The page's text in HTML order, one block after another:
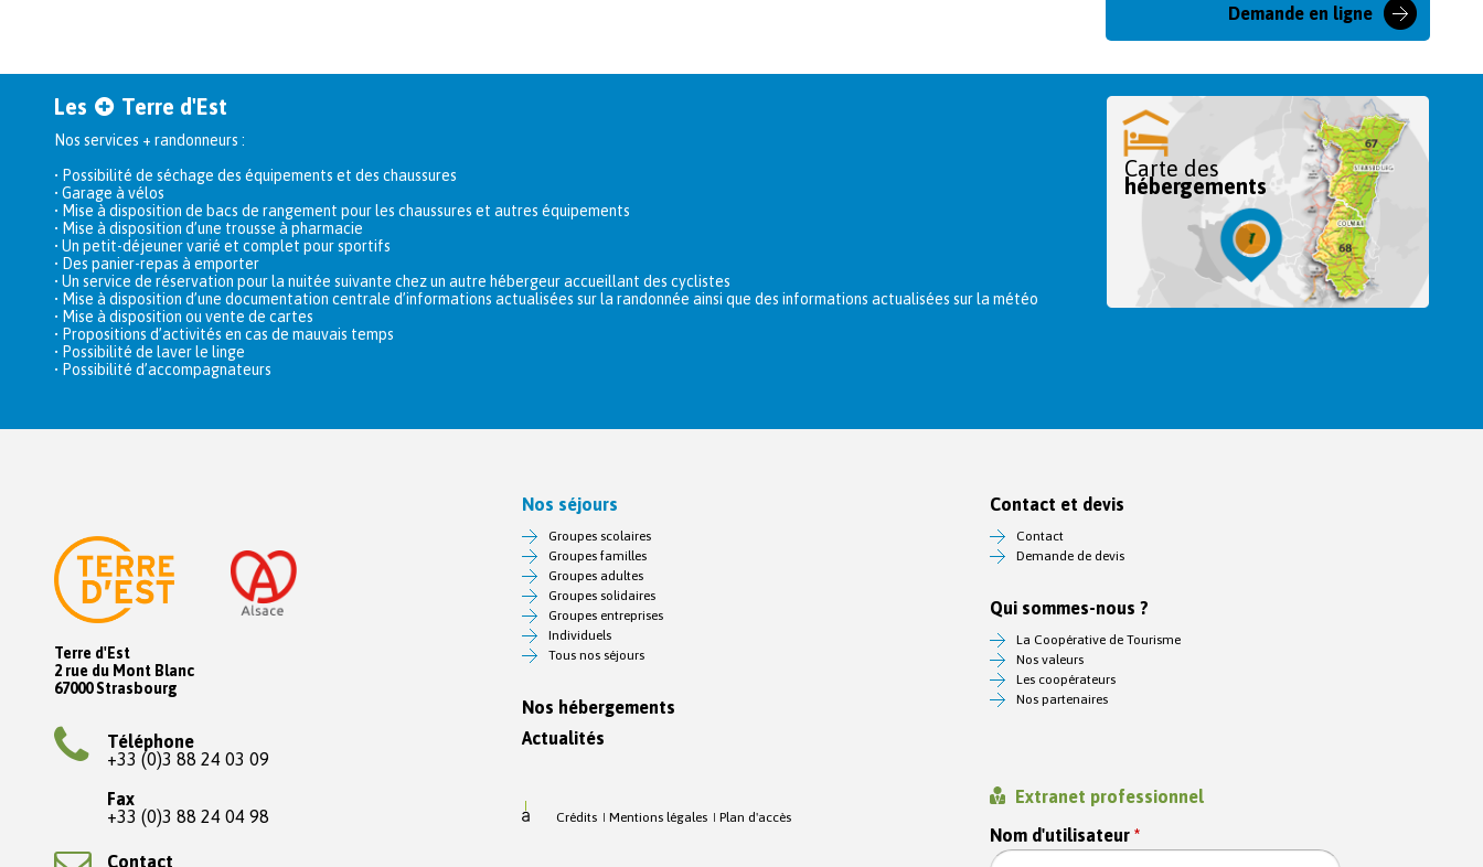
Demande en ligne
Les Terre d'Est
Nos services + randonneurs :
• Possibilité de séchage des équipements et des chaussures
• Garage à vélos
• Mise à disposition de bacs de rangement pour les chaussures et autres équipements
• Mise à disposition d’une trousse à pharmacie
• Un petit-déjeuner varié et complet pour sportifs
• Des panier-repas à emporter
• Un service de réservation pour la nuitée suivante chez un autre hébergeur accueillant des cyclistes
• Mise à disposition d’une documentation centrale d’informations actualisées sur la randonnée ainsi que des informations actualisées sur la météo
• Mise à disposition ou vente de cartes
• Propositions d’activités en cas de mauvais temps
• Possibilité de laver le linge
• Possibilité d’accompagnateurs
Carte des
hébergements
Terre d'Est
2 rue du Mont Blanc
67000 Strasbourg
Téléphone
+33 (0)3 88 24 03 09
Fax
+33 (0)3 88 24 04 98
Contact
Nos séjours
Groupes scolaires
Groupes familles
Groupes adultes
Groupes solidaires
Groupes entreprises
Individuels
Tous nos séjours
Nos hébergements
Actualités
Crédits Mentions légales Plan d'accès
Contact et devis
Contact
Demande de devis
Qui sommes-nous ?
La Coopérative de Tourisme
Nos valeurs
Les coopérateurs
Nos partenaires
Extranet professionnel
Nom d'utilisateur*